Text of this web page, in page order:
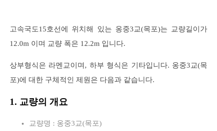
고속국도15호선에 위치해 있는 옹중3교(목포)는 교량길이가
12.0m 이며 교량 폭은 12.2m 입니다.
상부형식은 라멘교이며, 하부 형식은 기타입니다. 옹중3교(목
포)에 대한 구체적인 제원은 다음과 같습니다.
1. 교량의 개요
교량명 : 옹중3교(목포)